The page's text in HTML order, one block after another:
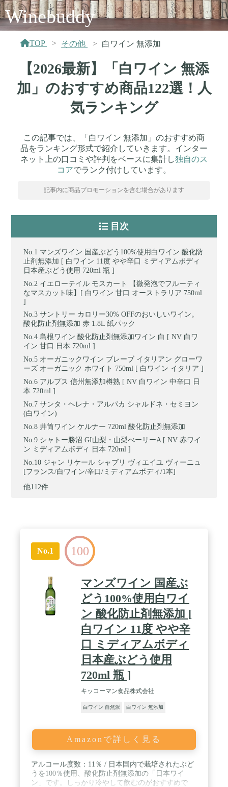
Winebuddy
TOP その他 白ワイン 無添加
【2026最新】「白ワイン 無添
加」のおすすめ商品122選！人
気ランキング
この記事では、「白ワイン 無添加」のおすすめ商
品をランキング形式で紹介していきます。インター
ネット上の口コミや評判をベースに集計し独自のス
コアでランク付けしています。
記事内に商品プロモーションを含む場合があります
目次
マンズワイン 国産ぶどう100%使用白ワイン 酸化防
止剤無添加 [ 白ワイン 11度 やや辛口 ミディアムボディ
日本産ぶどう使用 720ml 瓶 ]
イエローテイル モスカート 【微発泡でフルーティ
なマスカット味】[ 白ワイン 甘口 オーストラリア 750ml
]
サントリー カロリー30% OFFのおいしいワイン。
酸化防止剤無添加 赤 1.8L 紙パック
島根ワイン 酸化防止剤無添加ワイン 白 [ NV 白ワ
イン 甘口 日本 720ml ]
オーガニックワイン ブレーブ イタリアン グローワ
ーズ オーガニック ホワイト 750ml [ 白ワイン イタリア ]
アルプス 信州無添加樽熟 [ NV 白ワイン 中辛口 日
本 720ml ]
サンタ・ヘレナ・アルパカ シャルドネ・セミヨン
(白ワイン)
井筒ワイン ケルナー 720ml 酸化防止剤無添加
シャトー勝沼 GI山梨・山梨べーリーA [ NV 赤ワイ
ン ミディアムボディ 日本 720ml ]
ジャン リケール シャブリ ヴィエイユ ヴィーニュ
[フランス/白ワイン/辛口/ミディアムボディ/1本]
他112件
No.1 100
マンズワイン 国産ぶ
どう100%使用白ワイ
ン 酸化防止剤無添加 [
白ワイン 11度 やや辛
口 ミディアムボディ
日本産ぶどう使用
720ml 瓶 ]
キッコーマン食品株式会社
白ワイン 自然派 白ワイン 無添加
Amazonで詳しく見る
アルコール度数：11％ / 日本国内で栽培されたぶど
うを100％使用、酸化防止剤無添加の「日本ワイ
ン」です。しっかり冷やして飲むのがおすすめで